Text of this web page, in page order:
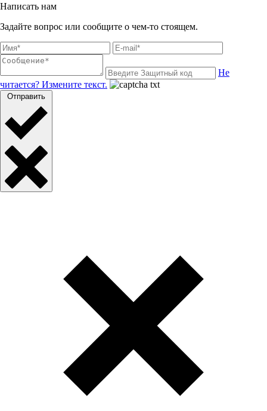
Написать нам
Задайте вопрос или сообщите о чем-то стоящем.
Не
читается? Измените текст.
Отправить